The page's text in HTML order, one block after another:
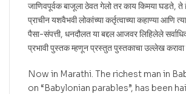
जाणिवपूर्वक बाजूला ठेवत गेलो तर काय किमया घडते,
प्राचीन यशवैभवी लोकांच्या कर्तृत्वाच्या कहाण्या आणि
पैसा-संपत्ती, धनदौलत या बद्दल आजवर लिहिलेले
प्रभावी पुस्तक म्हणून प्रस्तुत पुस्तकाचा उल्लेख करावा
Now in Marathi. The richest man in
on “Babylonian parables”, has been